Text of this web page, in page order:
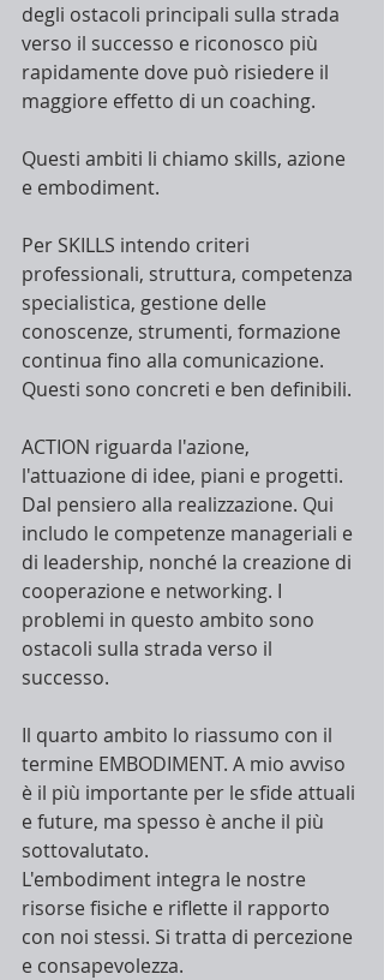
degli ostacoli principali sulla strada
verso il successo e riconosco più
rapidamente dove può risiedere il
maggiore effetto di un coaching.
Questi ambiti li chiamo skills, azione
e embodiment.
Per SKILLS intendo criteri
professionali, struttura, competenza
specialistica, gestione delle
conoscenze, strumenti, formazione
continua fino alla comunicazione.
Questi sono concreti e ben definibili.
ACTION riguarda l'azione,
l'attuazione di idee, piani e progetti.
Dal pensiero alla realizzazione. Qui
includo le competenze manageriali e
di leadership, nonché la creazione di
cooperazione e networking. I
problemi in questo ambito sono
ostacoli sulla strada verso il
successo.
Il quarto ambito lo riassumo con il
termine EMBODIMENT. A mio avviso
è il più importante per le sfide attuali
e future, ma spesso è anche il più
sottovalutato.
L'embodiment integra le nostre
risorse fisiche e riflette il rapporto
con noi stessi. Si tratta di percezione
e consapevolezza.